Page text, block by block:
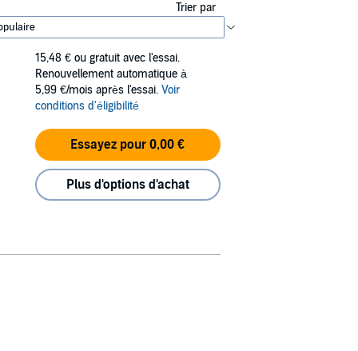
Trier par
15,48 € ou gratuit avec l'essai.
Renouvellement automatique à
5,99 €/mois après l'essai. Voir
conditions d'éligibilité
Essayez pour 0,00 €
Plus d'options d'achat